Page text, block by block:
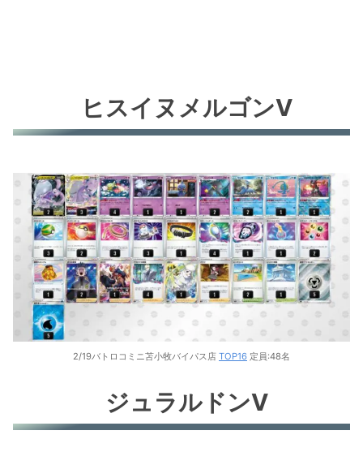
ヒスイヌメルゴンV
2/19バトロコミニ苫小牧バイパス店 TOP16 定員:48名
ジュラルドンV